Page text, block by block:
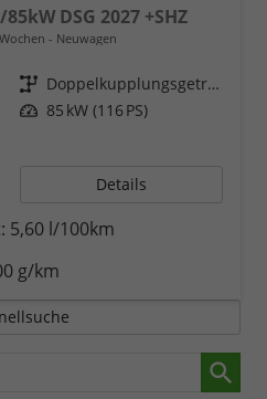
DSG 2027 +SHZ
Neuwagen
Getriebe
Doppelkupplungsgetriebe (DSG)
Leistung 85 kW (116 PS)
Details
5,60 l/100km
g/km